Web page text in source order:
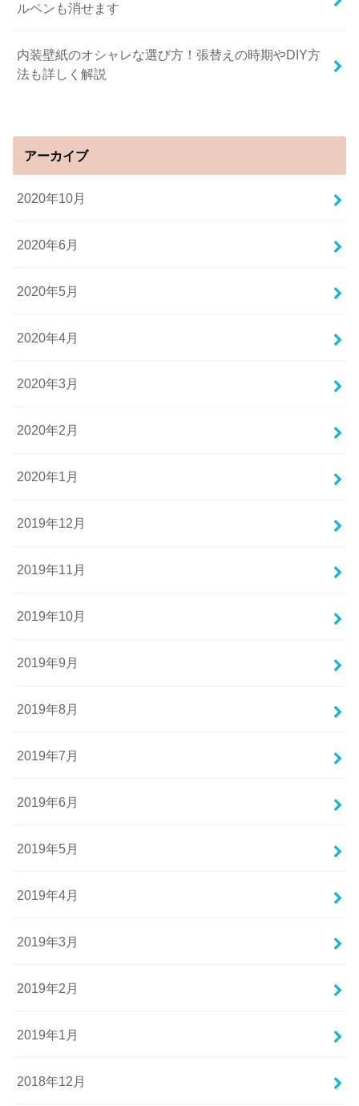
ルペンも消せます
内装壁紙のオシャレな選び方！張替えの時期やDIY方
法も詳しく解説
アーカイブ
2020年10月
2020年6月
2020年5月
2020年4月
2020年3月
2020年2月
2020年1月
2019年12月
2019年11月
2019年10月
2019年9月
2019年8月
2019年7月
2019年6月
2019年5月
2019年4月
2019年3月
2019年2月
2019年1月
2018年12月